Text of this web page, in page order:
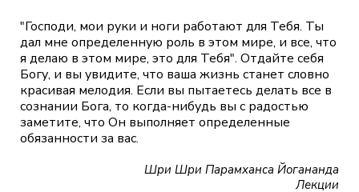
"Господи, мои руки и ноги работают для Тебя. Ты
дал мне определенную роль в этом мире, и все, что
я делаю в этом мире, это для Тебя". Отдайте себя
Богу, и вы увидите, что ваша жизнь станет словно
красивая мелодия. Если вы пытаетесь делать все в
сознании Бога, то когда-нибудь вы с радостью
заметите, что Он выполняет определенные
обязанности за вас.
Шри Шри Парамханса Йогананда
Лекции